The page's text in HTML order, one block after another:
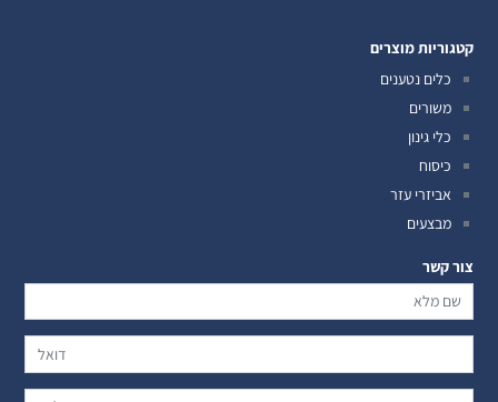
קטגוריות מוצרים
כלים נטענים
משורים
כלי גינון
כיסוח
אביזרי עזר
מבצעים
צור קשר